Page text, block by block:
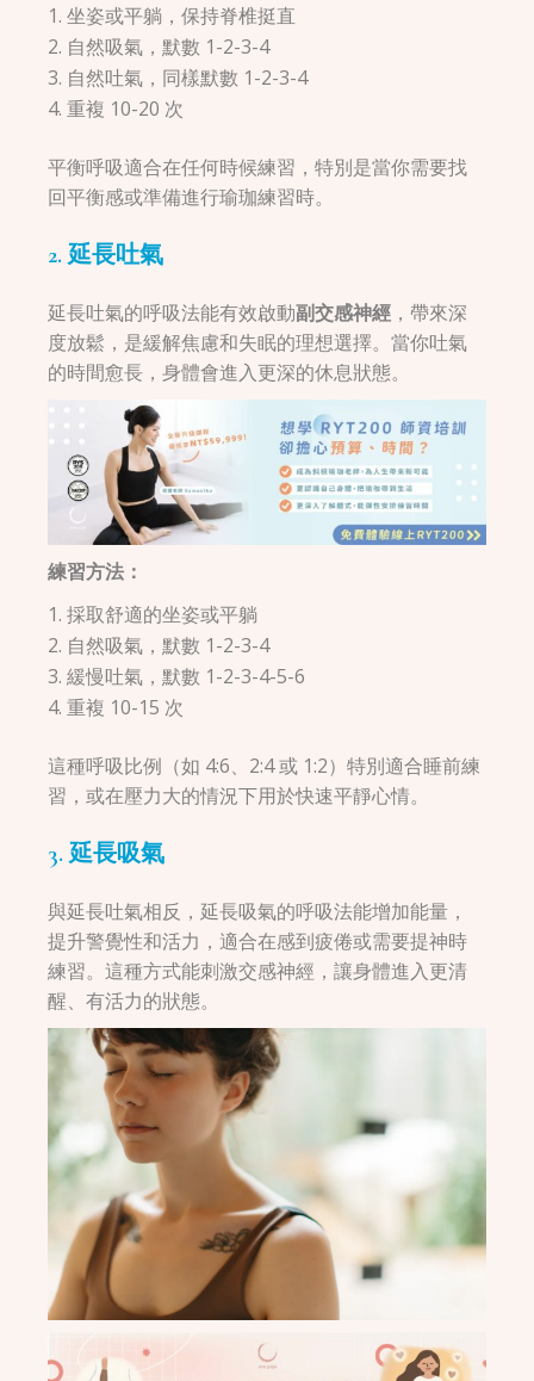
坐姿或平躺，保持脊椎挺直
自然吸氣，默數 1-2-3-4
自然吐氣，同樣默數 1-2-3-4
重複 10-20 次
平衡呼吸適合在任何時候練習，特別是當你需要找
回平衡感或準備進行瑜珈練習時。
2. 延長吐氣
延長吐氣的呼吸法能有效啟動副交感神經 ，帶來深
度放鬆，是緩解焦慮和失眠的理想選擇。當你吐氣
的時間愈長，身體會進入更深的休息狀態。
練習方法：
採取舒適的坐姿或平躺
自然吸氣，默數 1-2-3-4
緩慢吐氣，默數 1-2-3-4-5-6
重複 10-15 次
這種呼吸比例（如 4:6、2:4 或 1:2）特別適合睡前練
習，或在壓力大的情況下用於快速平靜心情。
3. 延長吸氣
與延長吐氣相反，延長吸氣的呼吸法能增加能量，
提升警覺性和活力，適合在感到疲倦或需要提神時
練習。這種方式能刺激交感神經，讓身體進入更清
醒、有活力的狀態。